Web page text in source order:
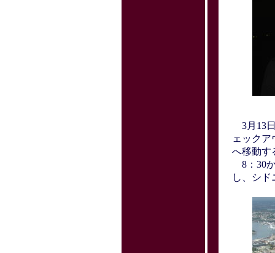
3月13
ェックア
へ移動す
8：30
し、シド